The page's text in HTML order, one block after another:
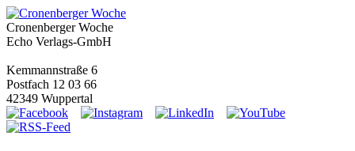
Cronenberger Woche
Echo Verlags-GmbH
Kemmannstraße 6
Postfach 12 03 66
42349 Wuppertal